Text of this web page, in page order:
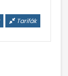
Tarifák